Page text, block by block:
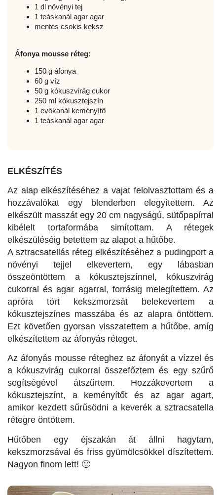
1 dl növényi tej
1 teáskanál agar agar
mentes csokis keksz
Áfonya mousse réteg:
150 g áfonya
60 g víz
50 g kókuszvirág cukor
250 ml kókusztejszín
1 evőkanál keményítő
1 teáskanál agar agar
ELKÉSZÍTÉS
Az alap elkészítéséhez a vajat felolvasztottam és a
hozzávalókat egy blenderben elegyítettem. Az
elkészült masszát egy 20 cm nagyságú, sütőpapírral
kibélelt tortaformába simítottam. A rétegek
elkészüléséig betettem az alapot a hűtőbe.
A sztracsatellás réteg elkészítéséhez a pudingport a
növényi tejjel elkevertem, egy lábasban
összeöntöttem a kókusztejszínnel, kókuszvirág
cukorral és agar agarral, forrásig melegítettem. Az
apróra tört kekszmorzsát belekevertem a
kókusztejszínes masszába és az alapra öntöttem.
Ezt követően gyorsan visszatettem a hűtőbe, amíg
elkészítettem az áfonyás réteget.
Az áfonyás mousse réteghez az áfonyát a vízzel és
a kókuszvirág cukorral összefőztem és egy szűrő
segítségével átszűrtem. Hozzákevertem a
kókusztejszínt, a keményítőt és az agar agart,
amikor kezdett sűrűsödni a keverék a sztracsatella
rétegre öntöttem.
Hűtőben egy éjszakán át állni hagytam,
kekszmorzsával és friss gyümölcsökkel díszítettem.
Nagyon finom lett! 🙂